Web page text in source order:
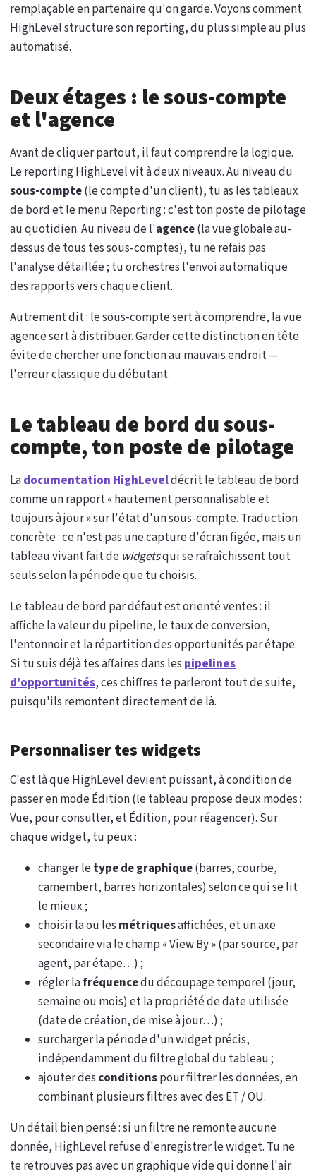
remplaçable en partenaire qu'on garde. Voyons comment
HighLevel structure son reporting, du plus simple au plus
automatisé.
Deux étages : le sous-compte
et l'agence
Avant de cliquer partout, il faut comprendre la logique.
Le reporting HighLevel vit à deux niveaux. Au niveau du
sous-compte(le compte d'un client), tu as les tableaux
de bord et le menu Reporting : c'est ton poste de pilotage
au quotidien. Au niveau de l'agence(la vue globale au-
dessus de tous tes sous-comptes), tu ne refais pas
l'analyse détaillée ; tu orchestres l'envoi automatique
des rapports vers chaque client.
Autrement dit : le sous-compte sert à comprendre, la vue
agence sert à distribuer. Garder cette distinction en tête
évite de chercher une fonction au mauvais endroit —
l'erreur classique du débutant.
Le tableau de bord du sous-
compte, ton poste de pilotage
Ladocumentation HighLeveldécrit le tableau de bord
comme un rapport « hautement personnalisable et
toujours à jour » sur l'état d'un sous-compte. Traduction
concrète : ce n'est pas une capture d'écran figée, mais un
tableau vivant fait de widgetsqui se rafraîchissent tout
seuls selon la période que tu choisis.
Le tableau de bord par défaut est orienté ventes : il
affiche la valeur du pipeline, le taux de conversion,
l'entonnoir et la répartition des opportunités par étape.
Si tu suis déjà tes affaires dans les pipelines
d'opportunités, ces chiffres te parleront tout de suite,
puisqu'ils remontent directement de là.
Personnaliser tes widgets
C'est là que HighLevel devient puissant, à condition de
passer en mode Édition (le tableau propose deux modes :
Vue, pour consulter, et Édition, pour réagencer). Sur
chaque widget, tu peux :
changer letype de graphique(barres, courbe,
camembert, barres horizontales) selon ce qui se lit
le mieux ;
choisir la ou les métriquesaffichées, et un axe
secondaire via le champ « View By » (par source, par
agent, par étape…) ;
régler lafréquencedu découpage temporel (jour,
semaine ou mois) et la propriété de date utilisée
(date de création, de mise à jour…) ;
surcharger la période d'un widget précis,
indépendamment du filtre global du tableau ;
ajouter des conditionspour filtrer les données, en
combinant plusieurs filtres avec des ET / OU.
Un détail bien pensé : si un filtre ne remonte aucune
donnée, HighLevel refuse d'enregistrer le widget. Tu ne
te retrouves pas avec un graphique vide qui donne l'air